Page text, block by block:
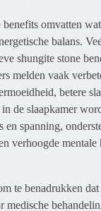
benefits omvatten
balans.
shungite stone
melden vaak
betere
de slaapkamer
en spanning,
verhoogde mentale
te benadrukken dat
medische